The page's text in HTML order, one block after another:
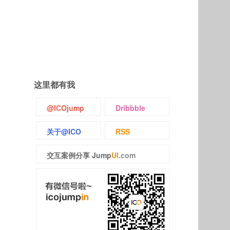
这里都有我
@ICOjump Dribbble
关于@ICO RSS
交互案例分享 JumpUI.com